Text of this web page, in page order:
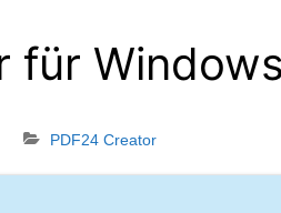
für
PDF24 Creator